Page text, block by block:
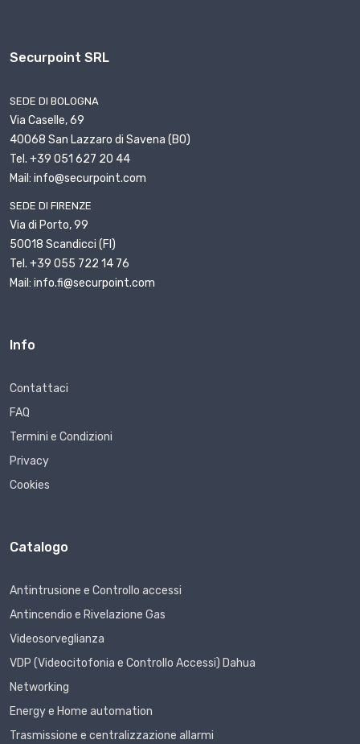
Securpoint SRL
SEDE DI BOLOGNA
Via Caselle, 69
40068 San Lazzaro di Savena (BO)
Tel. +39 051 627 20 44
Mail: info@securpoint.com
SEDE DI FIRENZE
Via di Porto, 99
50018 Scandicci (FI)
Tel. +39 055 722 14 76
Mail: info.fi@securpoint.com
Info
Contattaci
FAQ
Termini e Condizioni
Privacy
Cookies
Catalogo
Antintrusione e Controllo accessi
Antincendio e Rivelazione Gas
Videosorveglianza
VDP (Videocitofonia e Controllo Accessi) Dahua
Networking
Energy e Home automation
Trasmissione e centralizzazione allarmi